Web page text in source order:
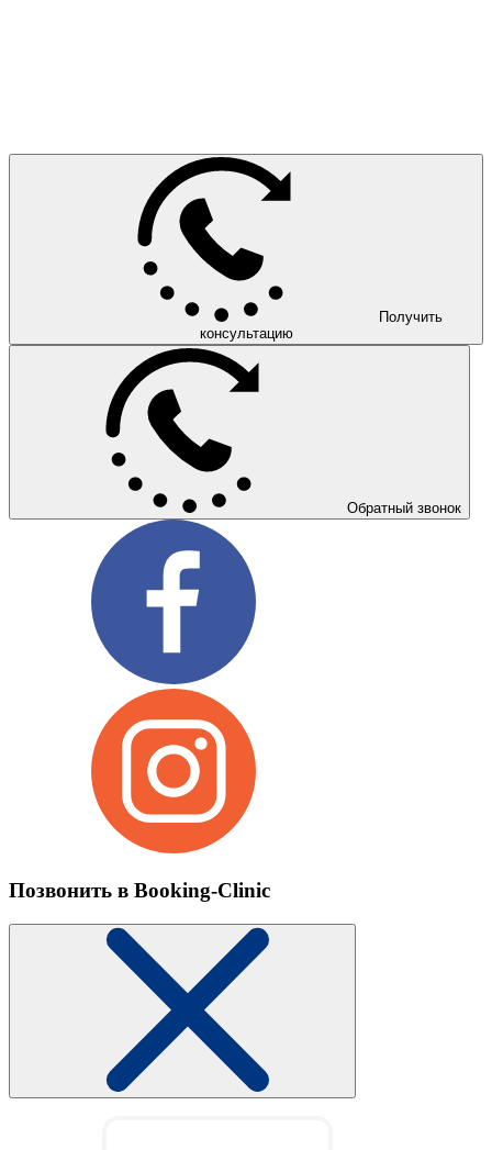
Получить
консультацию
Обратный звонок
Позвонить в Booking-Clinic